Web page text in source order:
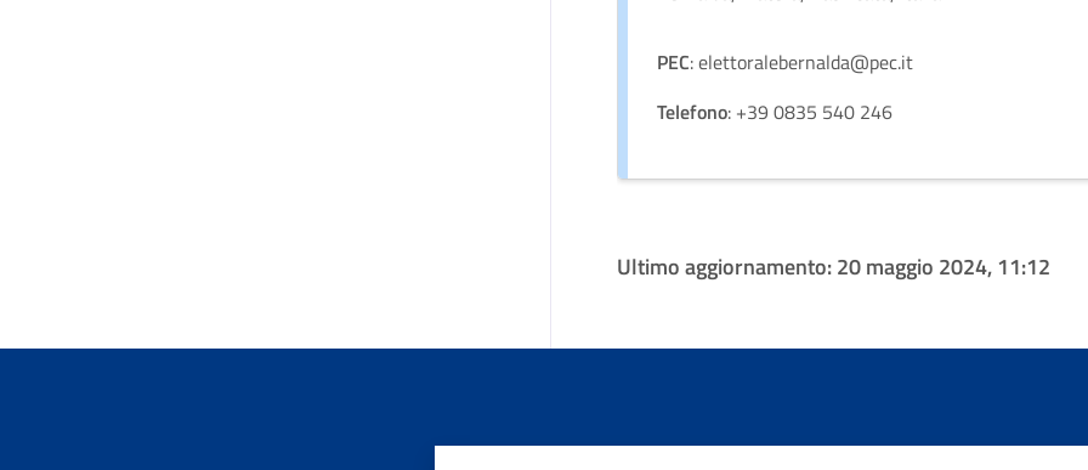
PEC: elettoralebernalda@pec.it
Telefono: +39 0835 540 246
Ultimo aggiornamento:20 maggio 2024, 11:12